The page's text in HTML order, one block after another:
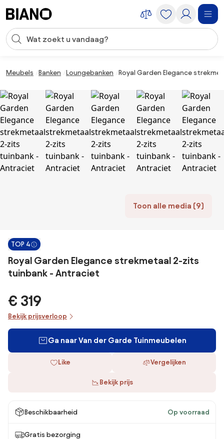
Zoekopdracht invoeren
Meubels Banken Loungebanken Royal Garden Elegance
Toon alle media (9)
TOP 4
Royal Garden Elegance strekmetaal 2-zits
tuinbank - Antraciet
€ 319
Bekijk prijsverloop
Ga naar Van der Garde Tuinmeubelen
Like Vergelijken
Bekijk prijs
Beschikbaarheid Op voorraad
Gratis bezorging